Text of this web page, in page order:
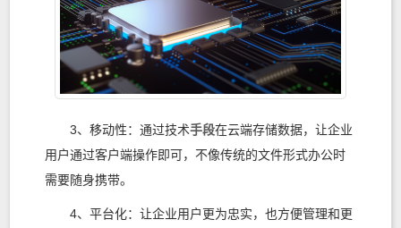
3、移动性：通过技术手段在云端存储数据，让企业
用户通过客户端操作即可，不像传统的文件形式办公时
需要随身携带。
4、平台化：让企业用户更为忠实，也方便管理和更